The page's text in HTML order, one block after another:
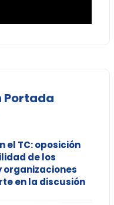
Portada
el TC: oposición
de los
organizaciones
en la discusión